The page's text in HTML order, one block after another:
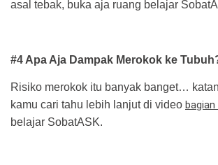
asal tebak, buka aja ruang belajar
#4 Apa Aja Dampak Merokok ke
Risiko merokok itu banyak banget…
kamu cari tahu lebih lanjut di video
belajar SobatASK.